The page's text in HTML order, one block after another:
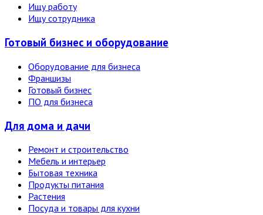
Ищу работу
Ищу сотрудника
Готовый бизнес и оборудование
Оборудование для бизнеса
Франшизы
Готовый бизнес
ПО для бизнеса
Для дома и дачи
Ремонт и строительство
Мебель и интерьер
Бытовая техника
Продукты питания
Растения
Посуда и товары для кухни